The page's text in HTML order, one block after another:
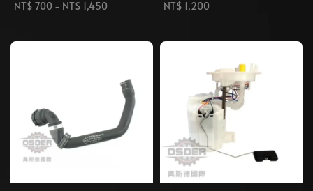
Regular
NT$ 700 - NT$ 1,450
Regular
NT$ 1,200